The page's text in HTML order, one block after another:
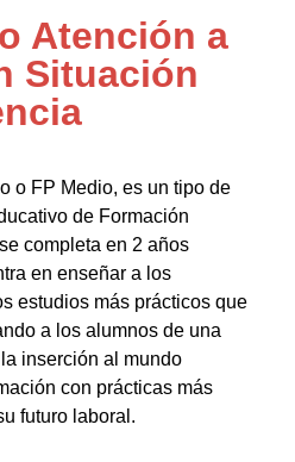
Atención a
Situación
o FP Medio, es un tipo de
de Formación
completa en 2 años
en enseñar a los
estudios más prácticos que
a los alumnos de una
inserción al mundo
con prácticas más
futuro laboral.